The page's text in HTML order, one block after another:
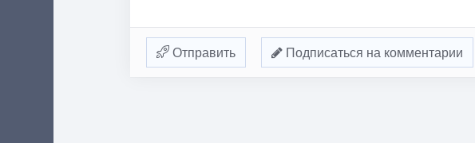
Отправить Подписаться на комментарии